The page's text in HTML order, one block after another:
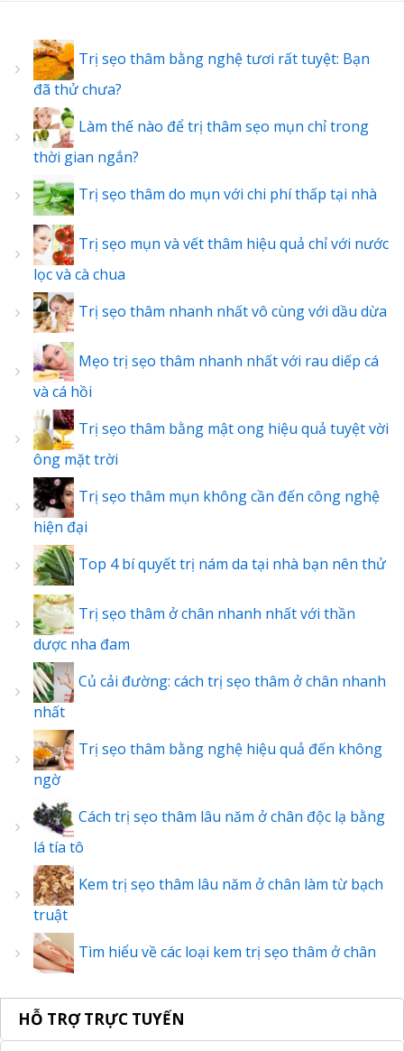
Trị sẹo thâm bằng nghệ tươi rất tuyệt: Bạn
đã thử chưa?
Làm thế nào để trị thâm sẹo mụn chỉ trong
thời gian ngắn?
Trị sẹo thâm do mụn với chi phí thấp tại nhà
Trị sẹo mụn và vết thâm hiệu quả chỉ với nước
lọc và cà chua
Trị sẹo thâm nhanh nhất vô cùng với dầu dừa
Mẹo trị sẹo thâm nhanh nhất với rau diếp cá
và cá hồi
Trị sẹo thâm bằng mật ong hiệu quả tuyệt vời
ông mặt trời
Trị sẹo thâm mụn không cần đến công nghệ
hiện đại
Top 4 bí quyết trị nám da tại nhà bạn nên thử
Trị sẹo thâm ở chân nhanh nhất với thần
dược nha đam
Củ cải đường: cách trị sẹo thâm ở chân nhanh
nhất
Trị sẹo thâm bằng nghệ hiệu quả đến không
ngờ
Cách trị sẹo thâm lâu năm ở chân độc lạ bằng
lá tía tô
Kem trị sẹo thâm lâu năm ở chân làm từ bạch
truật
Tìm hiểu về các loại kem trị sẹo thâm ở chân
HỖ TRỢ TRỰC TUYẾN